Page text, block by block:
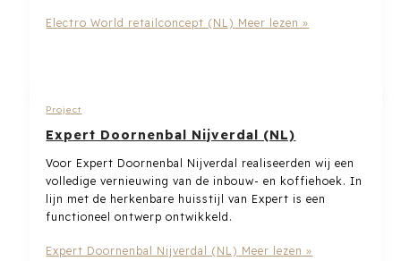
Electro World retailconcept (NL) Meer lezen »
Project
Expert Doornenbal Nijverdal (NL)
Voor Expert Doornenbal Nijverdal realiseerden wij een
volledige vernieuwing van de inbouw- en koffiehoek. In
lijn met de herkenbare huisstijl van Expert is een
functioneel ontwerp ontwikkeld.
Expert Doornenbal Nijverdal (NL) Meer lezen »